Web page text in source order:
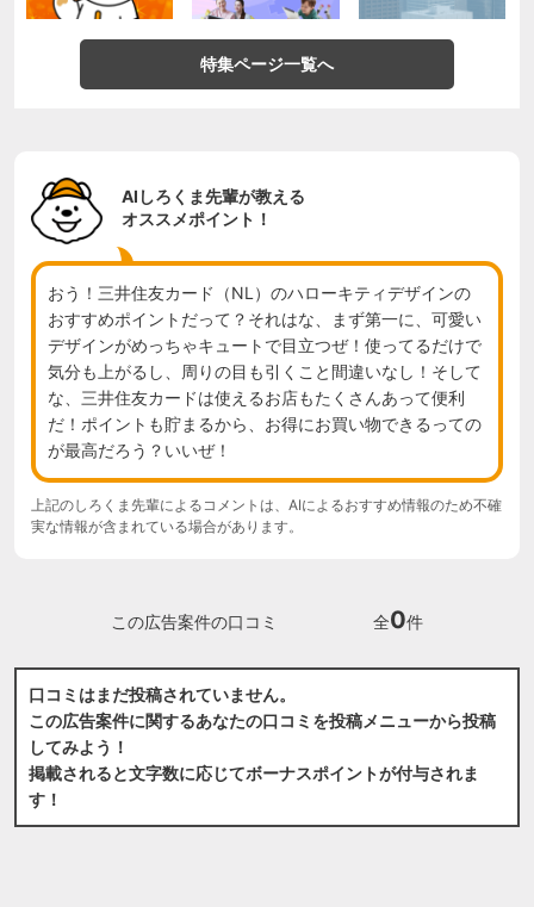
特集ページ一覧へ
AIしろくま先輩が教える
オススメポイント！
おう！三井住友カード（NL）のハローキティデザインの
おすすめポイントだって？それはな、まず第一に、可愛い
デザインがめっちゃキュートで目立つぜ！使ってるだけで
気分も上がるし、周りの目も引くこと間違いなし！そして
な、三井住友カードは使えるお店もたくさんあって便利
だ！ポイントも貯まるから、お得にお買い物できるっての
が最高だろう？いいぜ！
上記のしろくま先輩によるコメントは、AIによるおすすめ情報のため不確
実な情報が含まれている場合があります。
この広告案件の口コミ 全0件
口コミはまだ投稿されていません。
この広告案件に関するあなたの口コミを投稿メニューから投稿
してみよう！
掲載されると文字数に応じてボーナスポイントが付与されま
す！